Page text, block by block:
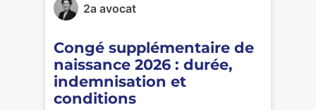
2a avocat
Congé supplémentaire de
naissance 2026 : durée,
indemnisation et
conditions